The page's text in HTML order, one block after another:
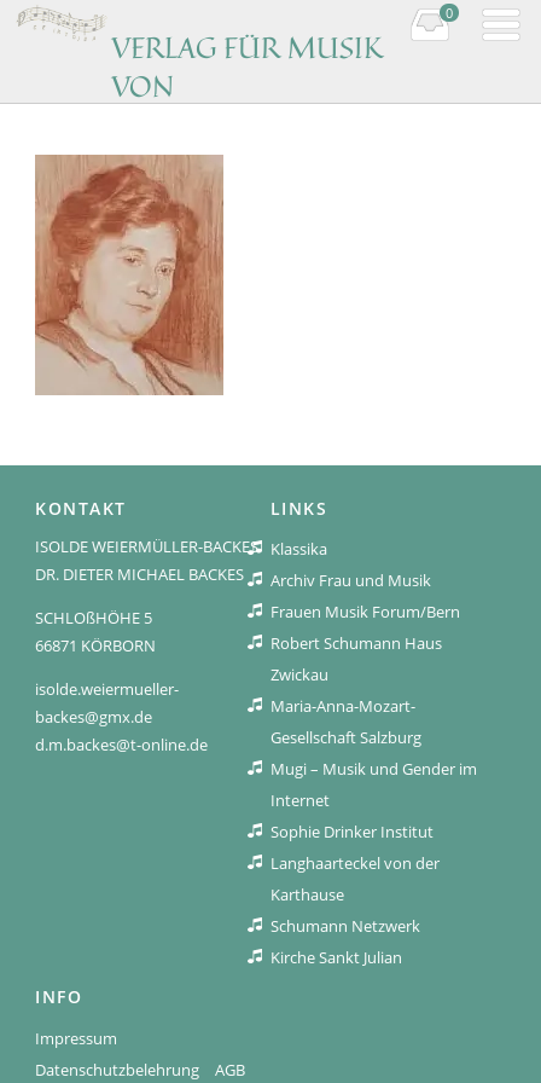
VERLAG FÜR MUSIK
VON
Music by women composers
0
KONTAKT
ISOLDE WEIERMÜLLER-BACKES
DR. DIETER MICHAEL BACKES
SCHLOßHÖHE 5
66871 KÖRBORN
isolde.weiermueller-
backes@gmx.de
d.m.backes@t-online.de
LINKS
Klassika
Archiv Frau und Musik
Frauen Musik Forum/Bern
Robert Schumann Haus
Zwickau
Maria-Anna-Mozart-
Gesellschaft Salzburg
Mugi – Musik und Gender im
Internet
Sophie Drinker Institut
Langhaarteckel von der
Karthause
Schumann Netzwerk
Kirche Sankt Julian
INFO
Impressum
Datenschutzbelehrung
AGB